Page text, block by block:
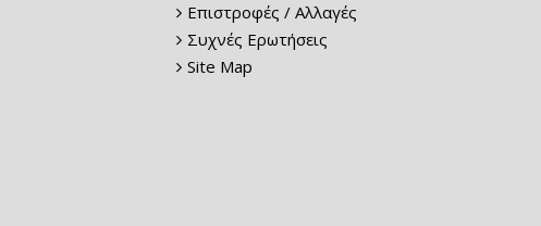
Επιστροφές / Αλλαγές
Συχνές Ερωτήσεις
Site Map